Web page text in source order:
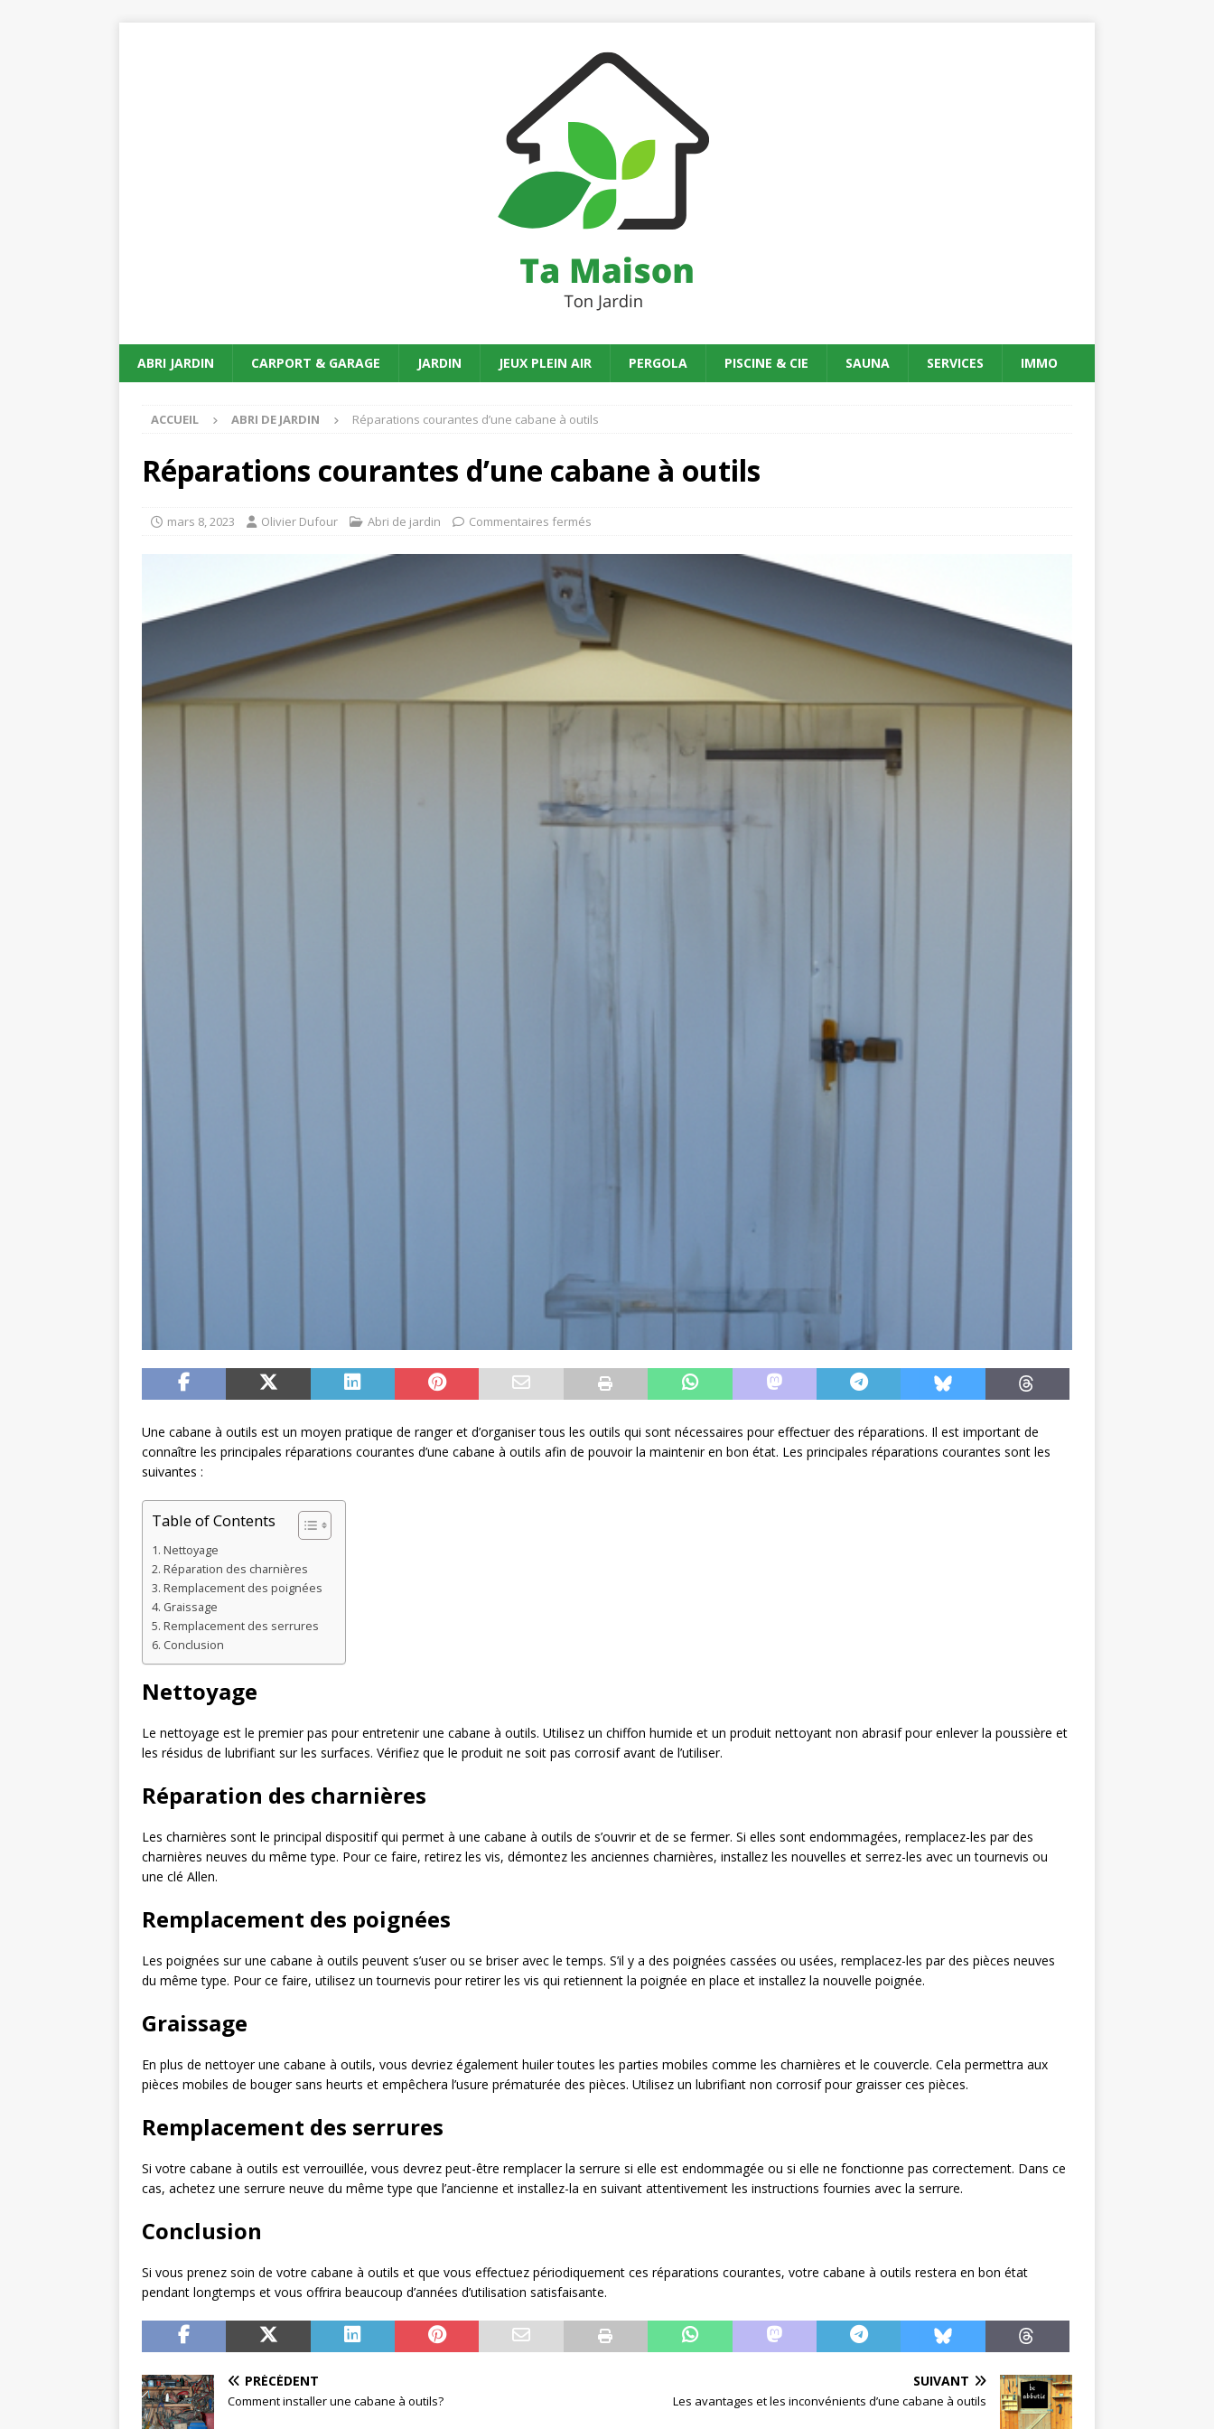
ABRI JARDIN CARPORT & GARAGE JARDIN JEUX PLEIN AIR PERGOLA PISCINE & CIE SAUNA SERVICES IMMO
ACCUEIL ABRI DE JARDIN Réparations courantes d’une cabane à outils
Réparations courantes d’une cabane à outils
mars 8, 2023 Olivier Dufour Abri de jardin Commentaires fermés
Une cabane à outils est un moyen pratique de ranger et d’organiser tous les outils qui sont nécessaires pour effectuer des réparations. Il est important de
connaître les principales réparations courantes d’une cabane à outils afin de pouvoir la maintenir en bon état. Les principales réparations courantes sont les
suivantes :
Table of Contents
Nettoyage
Réparation des charnières
Remplacement des poignées
Graissage
Remplacement des serrures
Conclusion
Nettoyage
Le nettoyage est le premier pas pour entretenir une cabane à outils. Utilisez un chiffon humide et un produit nettoyant non abrasif pour enlever la poussière et
les résidus de lubrifiant sur les surfaces. Vérifiez que le produit ne soit pas corrosif avant de l’utiliser.
Réparation des charnières
Les charnières sont le principal dispositif qui permet à une cabane à outils de s’ouvrir et de se fermer. Si elles sont endommagées, remplacez-les par des
charnières neuves du même type. Pour ce faire, retirez les vis, démontez les anciennes charnières, installez les nouvelles et serrez-les avec un tournevis ou
une clé Allen.
Remplacement des poignées
Les poignées sur une cabane à outils peuvent s’user ou se briser avec le temps. S’il y a des poignées cassées ou usées, remplacez-les par des pièces neuves
du même type. Pour ce faire, utilisez un tournevis pour retirer les vis qui retiennent la poignée en place et installez la nouvelle poignée.
Graissage
En plus de nettoyer une cabane à outils, vous devriez également huiler toutes les parties mobiles comme les charnières et le couvercle. Cela permettra aux
pièces mobiles de bouger sans heurts et empêchera l’usure prématurée des pièces. Utilisez un lubrifiant non corrosif pour graisser ces pièces.
Remplacement des serrures
Si votre cabane à outils est verrouillée, vous devrez peut-être remplacer la serrure si elle est endommagée ou si elle ne fonctionne pas correctement. Dans ce
cas, achetez une serrure neuve du même type que l’ancienne et installez-la en suivant attentivement les instructions fournies avec la serrure.
Conclusion
Si vous prenez soin de votre cabane à outils et que vous effectuez périodiquement ces réparations courantes, votre cabane à outils restera en bon état
pendant longtemps et vous offrira beaucoup d’années d’utilisation satisfaisante.
PRÉCÉDENT
Comment installer une cabane à outils?
SUIVANT
Les avantages et les inconvénients d’une cabane à outils